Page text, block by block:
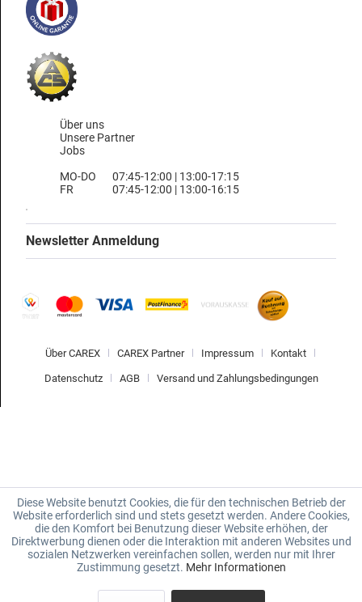
Über uns
Unsere Partner
Jobs
MO-DO
FR
07:45-12:00 | 13:00-17:15
07:45-12:00 | 13:00-16:15
Newsletter Anmeldung
Über CAREX CAREX Partner Impressum Kontakt
Datenschutz AGB Versand und Zahlungsbedingungen
Diese Website benutzt Cookies, die für den technischen Betrieb der
Website erforderlich sind und stets gesetzt werden. Andere Cookies,
die den Komfort bei Benutzung dieser Website erhöhen, der
Direktwerbung dienen oder die Interaktion mit anderen Websites und
sozialen Netzwerken vereinfachen sollen, werden nur mit Ihrer
Zustimmung gesetzt. Mehr Informationen